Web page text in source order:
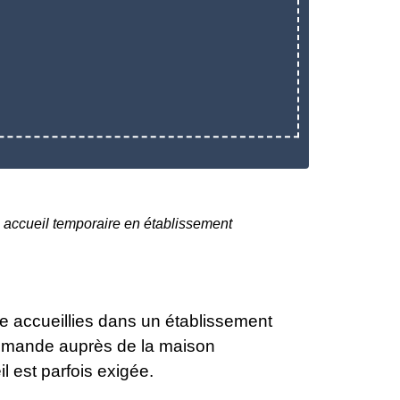
temporaire en établissement
accueillies dans un établissement
auprès de la maison
est parfois exigée.